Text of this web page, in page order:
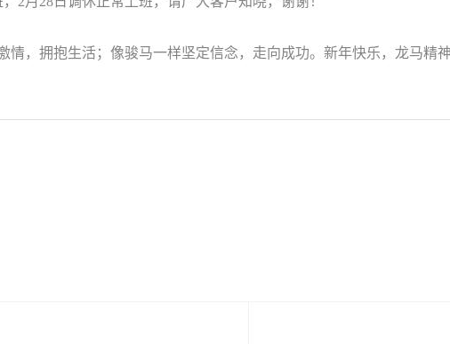
，拥抱生活；像骏马一样坚定信念，走向成功。新年快乐，龙马精神